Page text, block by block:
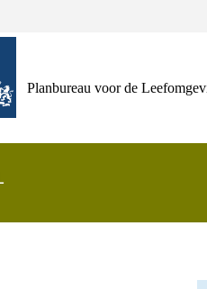
Planbureau voor de